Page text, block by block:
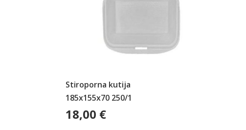
Stiroporna kutija
185x155x70 250/1
18,00 €